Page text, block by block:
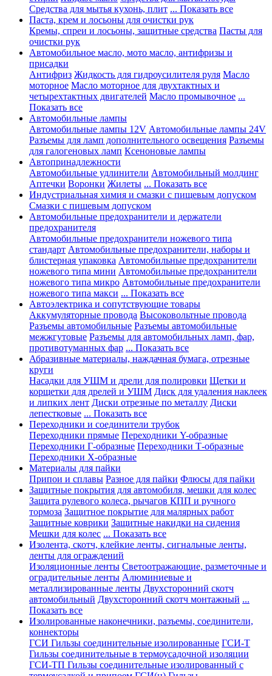
Средства для мытья кухонь, плит ... Показать все
Паста, крем и лосьоны для очистки рук
Кремы, спреи и лосьоны, защитные средства Пасты для
очистки рук
Автомобильное масло, мото масло, антифризы и
присадки
Антифриз Жидкость для гидроусилителя руля Масло
моторное Масло моторное для двухтактных и
четырехтактных двигателей Масло промывочное ...
Показать все
Автомобильные лампы
Автомобильные лампы 12V Автомобильные лампы 24V
Разъемы для ламп дополнительного освещения Разъемы
для галогеновых ламп Ксеноновые лампы
Автопринадлежности
Автомобильные удлинители Автомобильный молдинг
Аптечки Воронки Жилеты ... Показать все
Индустриальная химия и смазки с пищевым допуском
Смазки с пищевым допуском
Автомобильные предохранители и держатели
предохранителя
Автомобильные предохранители ножевого типа
стандарт Автомобильные предохранители, наборы и
блистерная упаковка Автомобильные предохранители
ножевого типа мини Автомобильные предохранители
ножевого типа микро Автомобильные предохранители
ножевого типа макси ... Показать все
Автоэлектрика и сопутствующие товары
Аккумуляторные провода Высоковольтные провода
Разъемы автомобильные Разъемы автомобильные
межжгутовые Разъемы для автомобильных ламп, фар,
противотуманных фар ... Показать все
Абразивные материалы, наждачная бумага, отрезные
круги
Насадки для УШМ и дрели для полировки Щетки и
корщетки для дрелей и УШМ Диск для удаления наклеек
и липких лент Диски отрезные по металлу Диски
лепестковые ... Показать все
Переходники и соединители трубок
Переходники прямые Переходники Y-образные
Переходники Г-образные Переходники Т-образные
Переходники Х-образные
Материалы для пайки
Припои и сплавы Разное для пайки Флюсы для пайки
Защитные покрытия для автомобиля, мешки для колес
Защита рулевого колеса, рычагов КПП и ручного
тормоза Защитное покрытие для малярных работ
Защитные коврики Защитные накидки на сидения
Мешки для колес ... Показать все
Изолента, скотч, клейкие ленты, сигнальные ленты,
ленты для ограждений
Изоляционные ленты Светоотражающие, разметочные и
оградительные ленты Алюминиевые и
металлизированные ленты Двухсторонний скотч
автомобильный Двухсторонний скотч монтажный ...
Показать все
Изолированные наконечники, разъемы, соединители,
коннекторы
ГСИ Гильзы соединительные изолированные ГСИ-Т
Гильзы соединительные в термоусадочной изоляции
ГСИ-ТП Гильзы соединительные изолированный с